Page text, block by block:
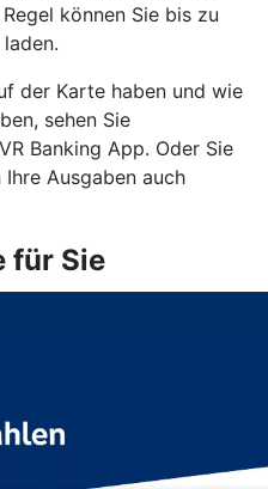
können Sie bis zu
der Karte haben und wie
sehen Sie
Banking App. Oder Sie
Ausgaben auch
für Sie